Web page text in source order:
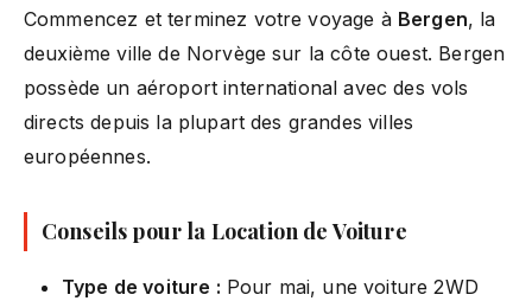
Commencez et terminez votre voyage à Bergen, la
deuxième ville de Norvège sur la côte ouest. Bergen
possède un aéroport international avec des vols
directs depuis la plupart des grandes villes
européennes.
Conseils pour la Location de Voiture
Type de voiture : Pour mai, une voiture 2WD